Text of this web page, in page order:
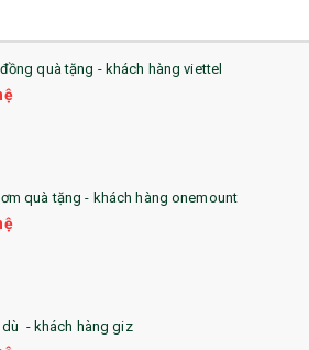
quà tặng - khách hàng viettel
quà tặng - khách hàng onemount
dù - khách hàng giz